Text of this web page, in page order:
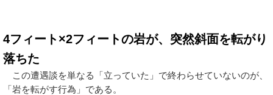
4フィート×2フィートの岩が、突然斜面を転がり
落ちた
この遭遇談を単なる「立っていた」で終わらせていないのが、
「岩を転がす行為」である。